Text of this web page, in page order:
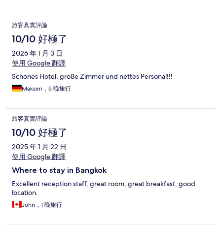
旅客真實評論
10/10 好極了
2026 年 1 月 3 日
使用 Google 翻譯
Schönes Hotel, große Zimmer und nettes Personal!!!
Maksim，5 晚旅行
旅客真實評論
10/10 好極了
2025 年 1 月 22 日
使用 Google 翻譯
Where to stay in Bangkok
Excellent reception staff, great room, great breakfast, good
location.
John，1 晚旅行